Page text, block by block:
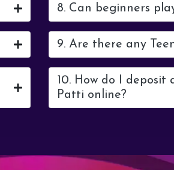
8. Can beginners
9. Are there any
10. How do I
Patti online?